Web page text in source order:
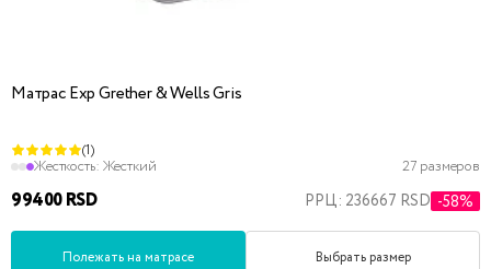
Матрас Exp Grether & Wells Gris
(1)
Жесткость: Жесткий 27 размеров
99400 RSD РРЦ: 236667 RSD -58%
Полежать на матрасе Выбрать размер